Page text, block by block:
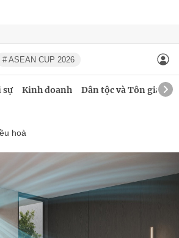
# ASEAN CUP 2026
sự Kinh doanh Dân tộc và Tôn giáo
hoà